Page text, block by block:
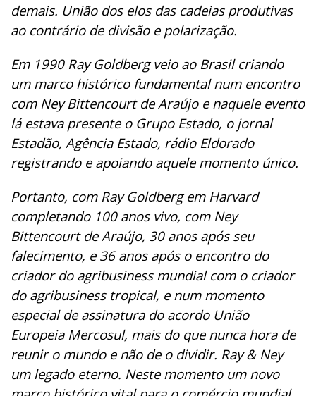
demais. União dos elos das cadeias produtivas
ao contrário de divisão e polarização.
Em 1990 Ray Goldberg veio ao Brasil criando
um marco histórico fundamental num encontro
com Ney Bittencourt de Araújo e naquele evento
lá estava presente o Grupo Estado, o jornal
Estadão, Agência Estado, rádio Eldorado
registrando e apoiando aquele momento único.
Portanto, com Ray Goldberg em Harvard
completando 100 anos vivo, com Ney
Bittencourt de Araújo, 30 anos após seu
falecimento, e 36 anos após o encontro do
criador do agribusiness mundial com o criador
do agribusiness tropical, e num momento
especial de assinatura do acordo União
Europeia Mercosul, mais do que nunca hora de
reunir o mundo e não de o dividir. Ray & Ney
um legado eterno. Neste momento um novo